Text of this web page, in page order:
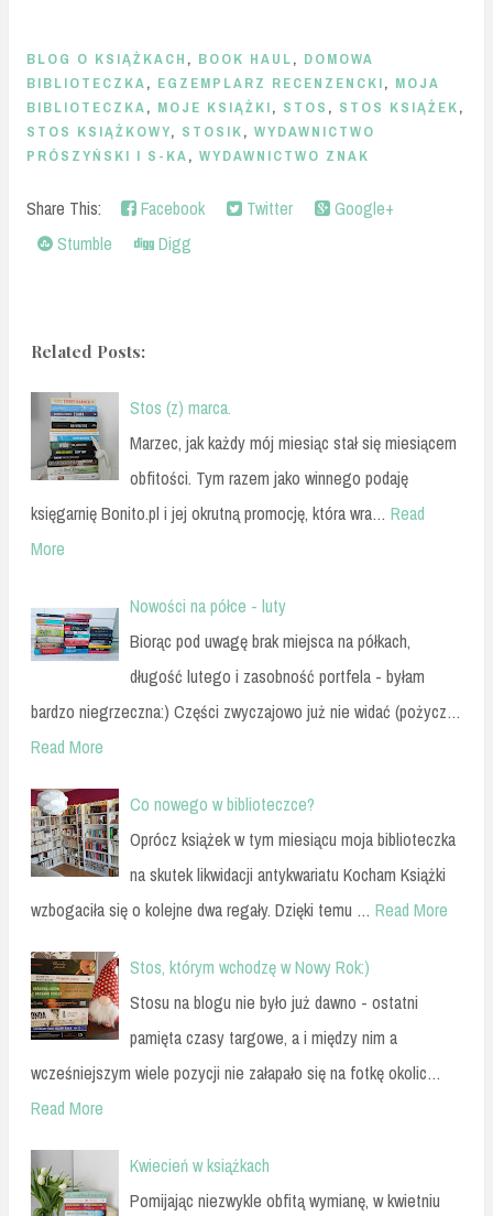
BLOG O KSIĄŻKACH , BOOK HAUL, DOMOWA
BIBLIOTECZKA, EGZEMPLARZ RECENZENCKI, MOJA
BIBLIOTECZKA, MOJE KSIĄŻKI, STOS , STOS KSIĄŻEK,
STOS KSIĄŻKOWY, STOSIK, WYDAWNICTWO
PRÓSZYŃSKI I S-KA, WYDAWNICTWO ZNAK
Share This: Facebook Twitter
Google+
Stumble
Digg
Related Posts:
Stos (z) marca.
Marzec, jak każdy mój miesiąc stał się miesiącem
obfitości. Tym razem jako winnego podaję
księgarnię Bonito.pl i jej okrutną promocję, która wra… Read
More
Nowości na półce - luty
Biorąc pod uwagę brak miejsca na półkach,
długość lutego i zasobność portfela - byłam
bardzo niegrzeczna:) Części zwyczajowo już nie widać (pożycz…
Read More
Co nowego w biblioteczce?
Oprócz książek w tym miesiącu moja biblioteczka
na skutek likwidacji antykwariatu Kocham Książki
wzbogaciła się o kolejne dwa regały. Dzięki temu … Read More
Stos, którym wchodzę w Nowy Rok:)
Stosu na blogu nie było już dawno - ostatni
pamięta czasy targowe, a i między nim a
wcześniejszym wiele pozycji nie załapało się na fotkę okolic…
Read More
Kwiecień w książkach
Pomijając niezwykle obfitą wymianę, w kwietniu